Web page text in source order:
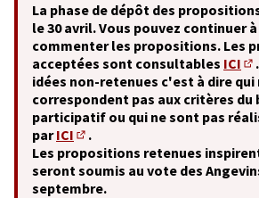
La phase de dépôt des
le 30 avril. Vous pouvez continuer
commenter les propositions. Les
acceptées sont consultables ICI
idées non-retenues c'est à dire qui
correspondent pas aux critères du
participatif ou qui ne sont pas
parICI
(S'ouvre dans un nouvel
.
Les propositions retenues
seront soumis au vote des
septembre.